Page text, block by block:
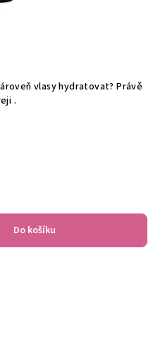
vlasy hydratovat? Právě
.
Do košíku